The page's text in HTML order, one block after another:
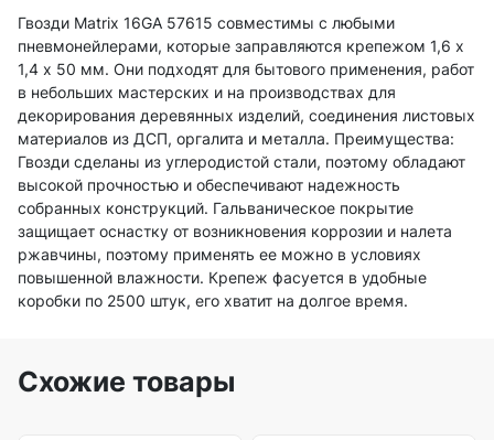
Гвозди Matrix 16GA 57615 совместимы с любыми
пневмонейлерами, которые заправляются крепежом 1,6 х
1,4 х 50 мм. Они подходят для бытового применения, работ
в небольших мастерских и на производствах для
декорирования деревянных изделий, соединения листовых
материалов из ДСП, оргалита и металла. Преимущества:
Гвозди сделаны из углеродистой стали, поэтому обладают
высокой прочностью и обеспечивают надежность
собранных конструкций. Гальваническое покрытие
защищает оснастку от возникновения коррозии и налета
ржавчины, поэтому применять ее можно в условиях
повышенной влажности. Крепеж фасуется в удобные
коробки по 2500 штук, его хватит на долгое время.
Схожие товары